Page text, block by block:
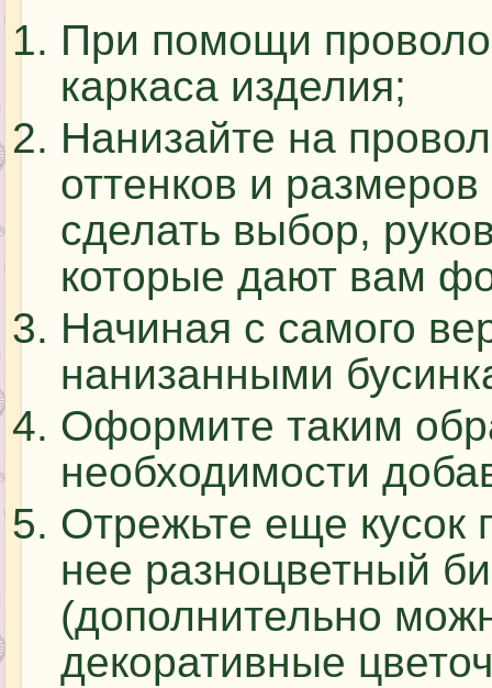
При помощи
каркаса изделия;
Нанизайте на
оттенков и
сделать выбор,
которые дают вам
Начиная с самого
нанизанными
Оформите таким
необходимости
Отрежьте еще кусок
нее разноцветный
(дополнительно
декоративные